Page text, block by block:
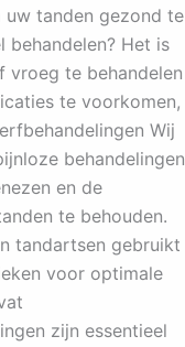
uw tanden gezond te
behandelen? Het is
vroeg te behandelen
te voorkomen,
Wij
behandelingen
en de
te behouden.
tandartsen gebruikt
voor optimale
zijn essentieel